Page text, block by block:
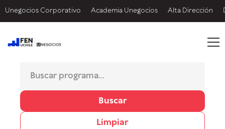
Unegocios Corporativo Academia Unegocios Alta Dirección
Buscar
Limpiar